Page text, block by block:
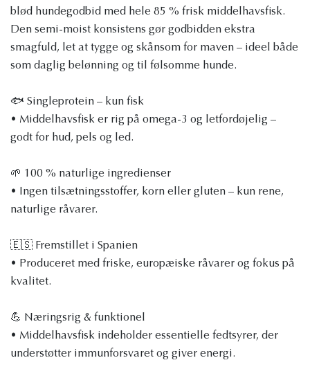
blød hundegodbid med hele 85 % frisk middelhavsfisk.
Den semi-moist konsistens gør godbidden ekstra
smagfuld, let at tygge og skånsom for maven – ideel både
som daglig belønning og til følsomme hunde.
🐟 Singleprotein – kun fisk
• Middelhavsfisk er rig på omega-3 og letfordøjelig –
godt for hud, pels og led.
🌱 100 % naturlige ingredienser
• Ingen tilsætningsstoffer, korn eller gluten – kun rene,
naturlige råvarer.
🇪🇸 Fremstillet i Spanien
• Produceret med friske, europæiske råvarer og fokus på
kvalitet.
💪 Næringsrig & funktionel
• Middelhavsfisk indeholder essentielle fedtsyrer, der
understøtter immunforsvaret og giver energi.